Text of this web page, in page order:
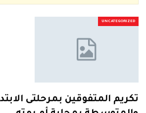
UNCATEGORIZED
تكريم المتفوقين بمرحلتى